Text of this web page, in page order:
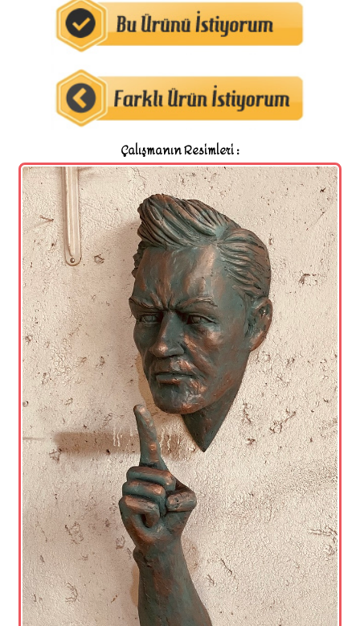
Çalışmanın Resimleri :